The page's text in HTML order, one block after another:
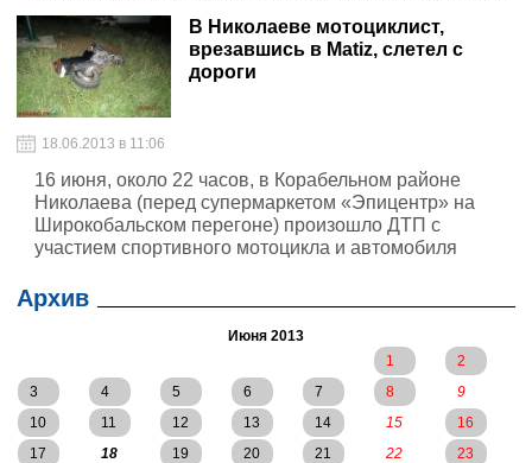
врезался в автомобиль «Ford Focus» вследствие чего
мотоциклист погиб.В Николаеве мотоциклист,
врезавшись в Matiz, слетел с
дороги
18.06.2013 в 11:06
16 июня, около 22 часов, в Корабельном районе
Николаева (перед супермаркетом «Эпицентр» на
Широкобальском перегоне) произошло ДТП с
участием спортивного мотоцикла и автомобиля
Архив
Июня 2013
1
2
3
4 5 6 7 8
9
10
11 12 13 14 15
16
17
18 19 20 21 22
23